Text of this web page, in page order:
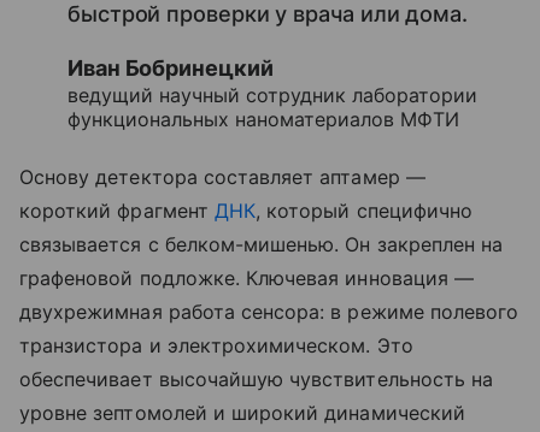
быстрой проверки у врача или дома.
Иван Бобринецкий
ведущий научный сотрудник лаборатории
функциональных наноматериалов МФТИ
Основу детектора составляет аптамер —
короткий фрагмент ДНК, который специфично
связывается с белком-мишенью. Он закреплен на
графеновой подложке. Ключевая инновация —
двухрежимная работа сенсора: в режиме полевого
транзистора и электрохимическом. Это
обеспечивает высочайшую чувствительность на
уровне зептомолей и широкий динамический